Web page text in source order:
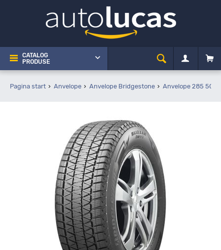
CATALOG
PRODUSE
Pagina start Anvelope Anvelope Bridgestone Anvelope 285 50